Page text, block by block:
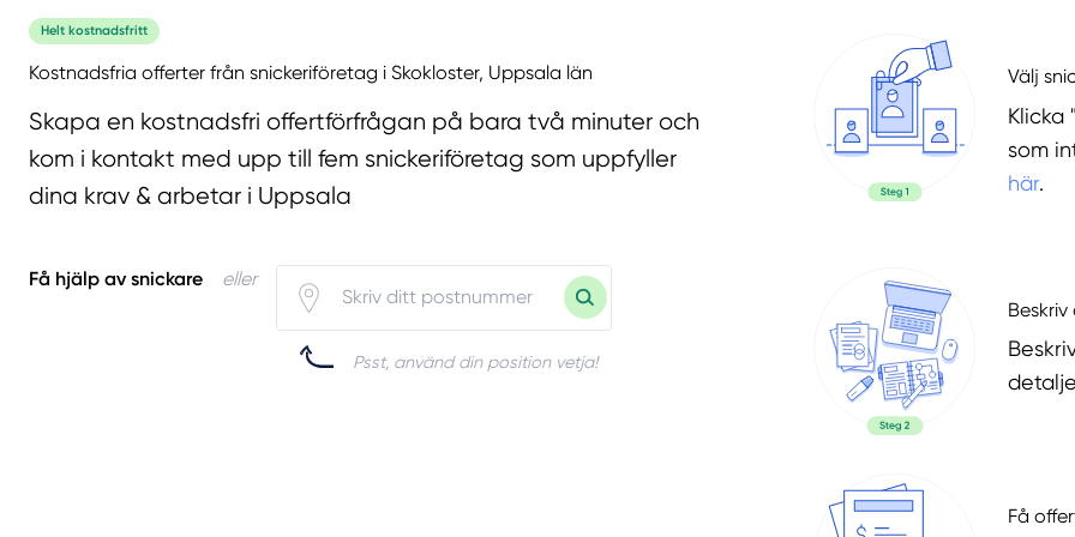
Helt kostnadsfritt
Kostnadsfria offerter från snickeriföretag i Skokloster, Uppsala län
Skapa en kostnadsfri offertförfrågan på bara två minuter och
kom i kontakt med upp till fem snickeriföretag som uppfyller
dina krav & arbetar i Uppsala
Få hjälp av snickare eller
Psst, använd din position vetja!
Välj
Klicka
som
här.
Få